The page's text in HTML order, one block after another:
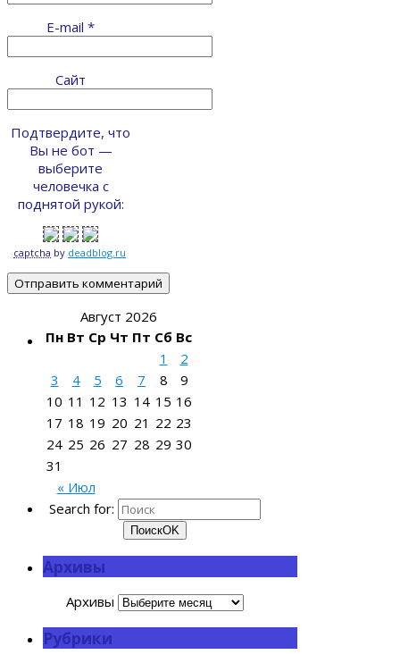
E-mail *
Сайт
Подтвердите, что
Вы не бот —
выберите
человечка с
поднятой рукой:
captcha by deadblog.ru
Август 2026
Пн Вт Ср Чт Пт Сб Вс
« Июл
1
2
3
4 5 6 7 8
9
10 11 12 13 14 15 16
17 18 19 20 21 22 23
24 25 26 27 28 29 30
31
Search for:
ПоискOK
Архивы
Архивы
Рубрики